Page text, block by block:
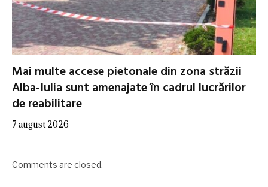
Mai multe accese pietonale din zona străzii
Alba-Iulia sunt amenajate în cadrul lucrărilor
de reabilitare
7 august 2026
Comments are closed.